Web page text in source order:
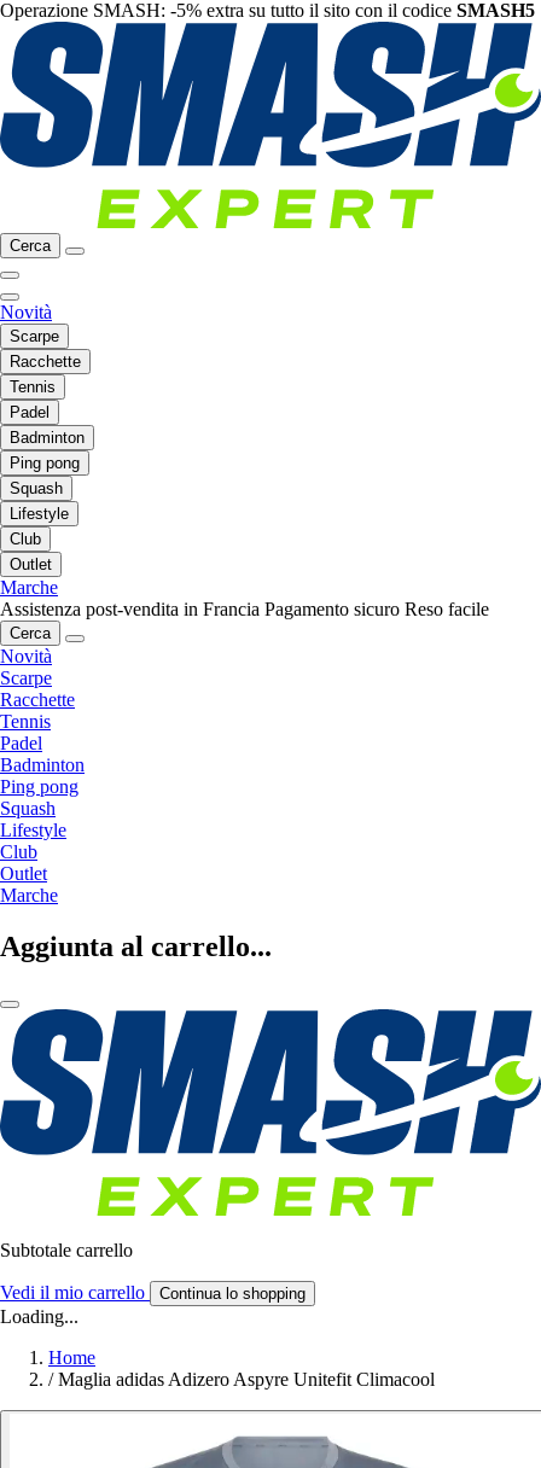
Operazione SMASH: -5% extra su tutto il sito con il codice SMASH5
Cerca
Novità
Scarpe
Racchette
Tennis
Padel
Badminton
Ping pong
Squash
Lifestyle
Club
Outlet
Marche
Assistenza post-vendita in Francia Pagamento sicuro Reso facile
Cerca
Novità
Scarpe
Racchette
Tennis
Padel
Badminton
Ping pong
Squash
Lifestyle
Club
Outlet
Marche
Aggiunta al carrello...
Subtotale carrello
Vedi il mio carrello Continua lo shopping
Loading...
Home
/ Maglia adidas Adizero Aspyre Unitefit Climacool